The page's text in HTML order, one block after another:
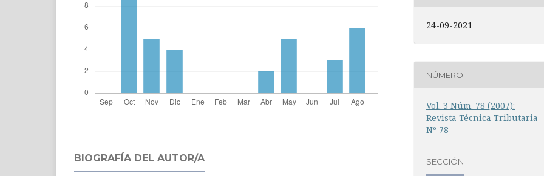
BIOGRAFÍA DEL AUTOR/A
24-09-2021
NÚMERO
Vol. 3 Núm. 78 (2007):
Revista Técnica Tributaria -
Nº 78
SECCIÓN